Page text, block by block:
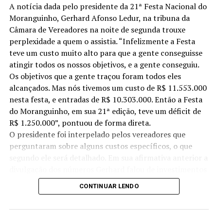
A notícia dada pelo presidente da 21ª Festa Nacional do
Moranguinho, Gerhard Afonso Ledur, na tribuna da
Câmara de Vereadores na noite de segunda trouxe
perplexidade a quem o assistia. “Infelizmente a Festa
teve um custo muito alto para que a gente conseguisse
atingir todos os nossos objetivos, e a gente conseguiu.
Os objetivos que a gente traçou foram todos eles
alcançados. Mas nós tivemos um custo de R$ 11.553.000
nesta festa, e entradas de R$ 10.303.000. Então a Festa
do Moranguinho, em sua 21ª edição, teve um déficit de
R$ 1.250.000”, pontuou de forma direta.
O presidente foi interpelado pelos vereadores que
perguntaram sobre alguns custos específicos, o que
feitos em melhorias no parque, nas estruturas do
Ginásio de Esportes, Morangão, Centro de Eventos, além
CONTINUAR LENDO